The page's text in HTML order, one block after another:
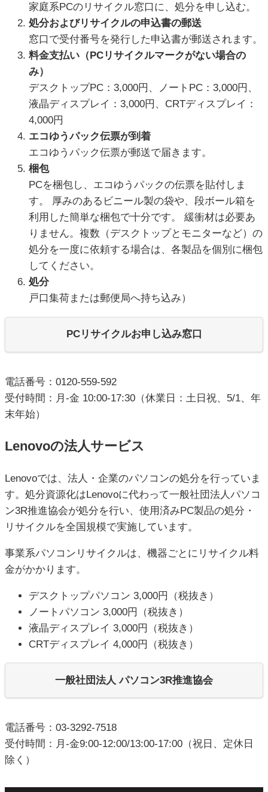
家庭系PCのリサイクル窓口に、処分を申し込む。
処分およびリサイクルの申込書の郵送
窓口で受付番号を発行した申込書が郵送されます。
料金支払い（PCリサイクルマークがない場合の
み）
デスクトップPC：3,000円、ノートPC：3,000円、
液晶ディスプレイ：3,000円、CRTディスプレイ：
4,000円
エコゆうパック伝票が到着
エコゆうパック伝票が郵送で届きます。
梱包
PCを梱包し、エコゆうパックの伝票を貼付しま
す。 厚みのあるビニール製の袋や、段ボール箱を
利用した簡単な梱包で十分です。 緩衝材は必要あ
りません。複数（デスクトップとモニターなど）の
処分を一度に依頼する場合は、各製品を個別に梱包
してください。
処分
戸口集荷または郵便局へ持ち込み）
PCリサイクルお申し込み窓口
電話番号：0120-559-592
受付時間：月-金 10:00-17:30（休業日：土日祝、5/1、年
末年始）
Lenovoの法人サービス
Lenovoでは、法人・企業のパソコンの処分を行っていま
す。処分資源化はLenovoに代わって一般社団法人パソコ
ン3R推進協会が処分を行い、使用済みPC製品の処分・
リサイクルを全国規模で実施しています。
事業系パソコンリサイクルは、機器ごとにリサイクル料
金がかかります。
デスクトップパソコン 3,000円（税抜き）
ノートパソコン 3,000円（税抜き）
液晶ディスプレイ 3,000円（税抜き）
CRTディスプレイ 4,000円（税抜き）
一般社団法人 パソコン3R推進協会
電話番号：03-3292-7518
受付時間：月-金9:00-12:00/13:00-17:00（祝日、定休日
除く）